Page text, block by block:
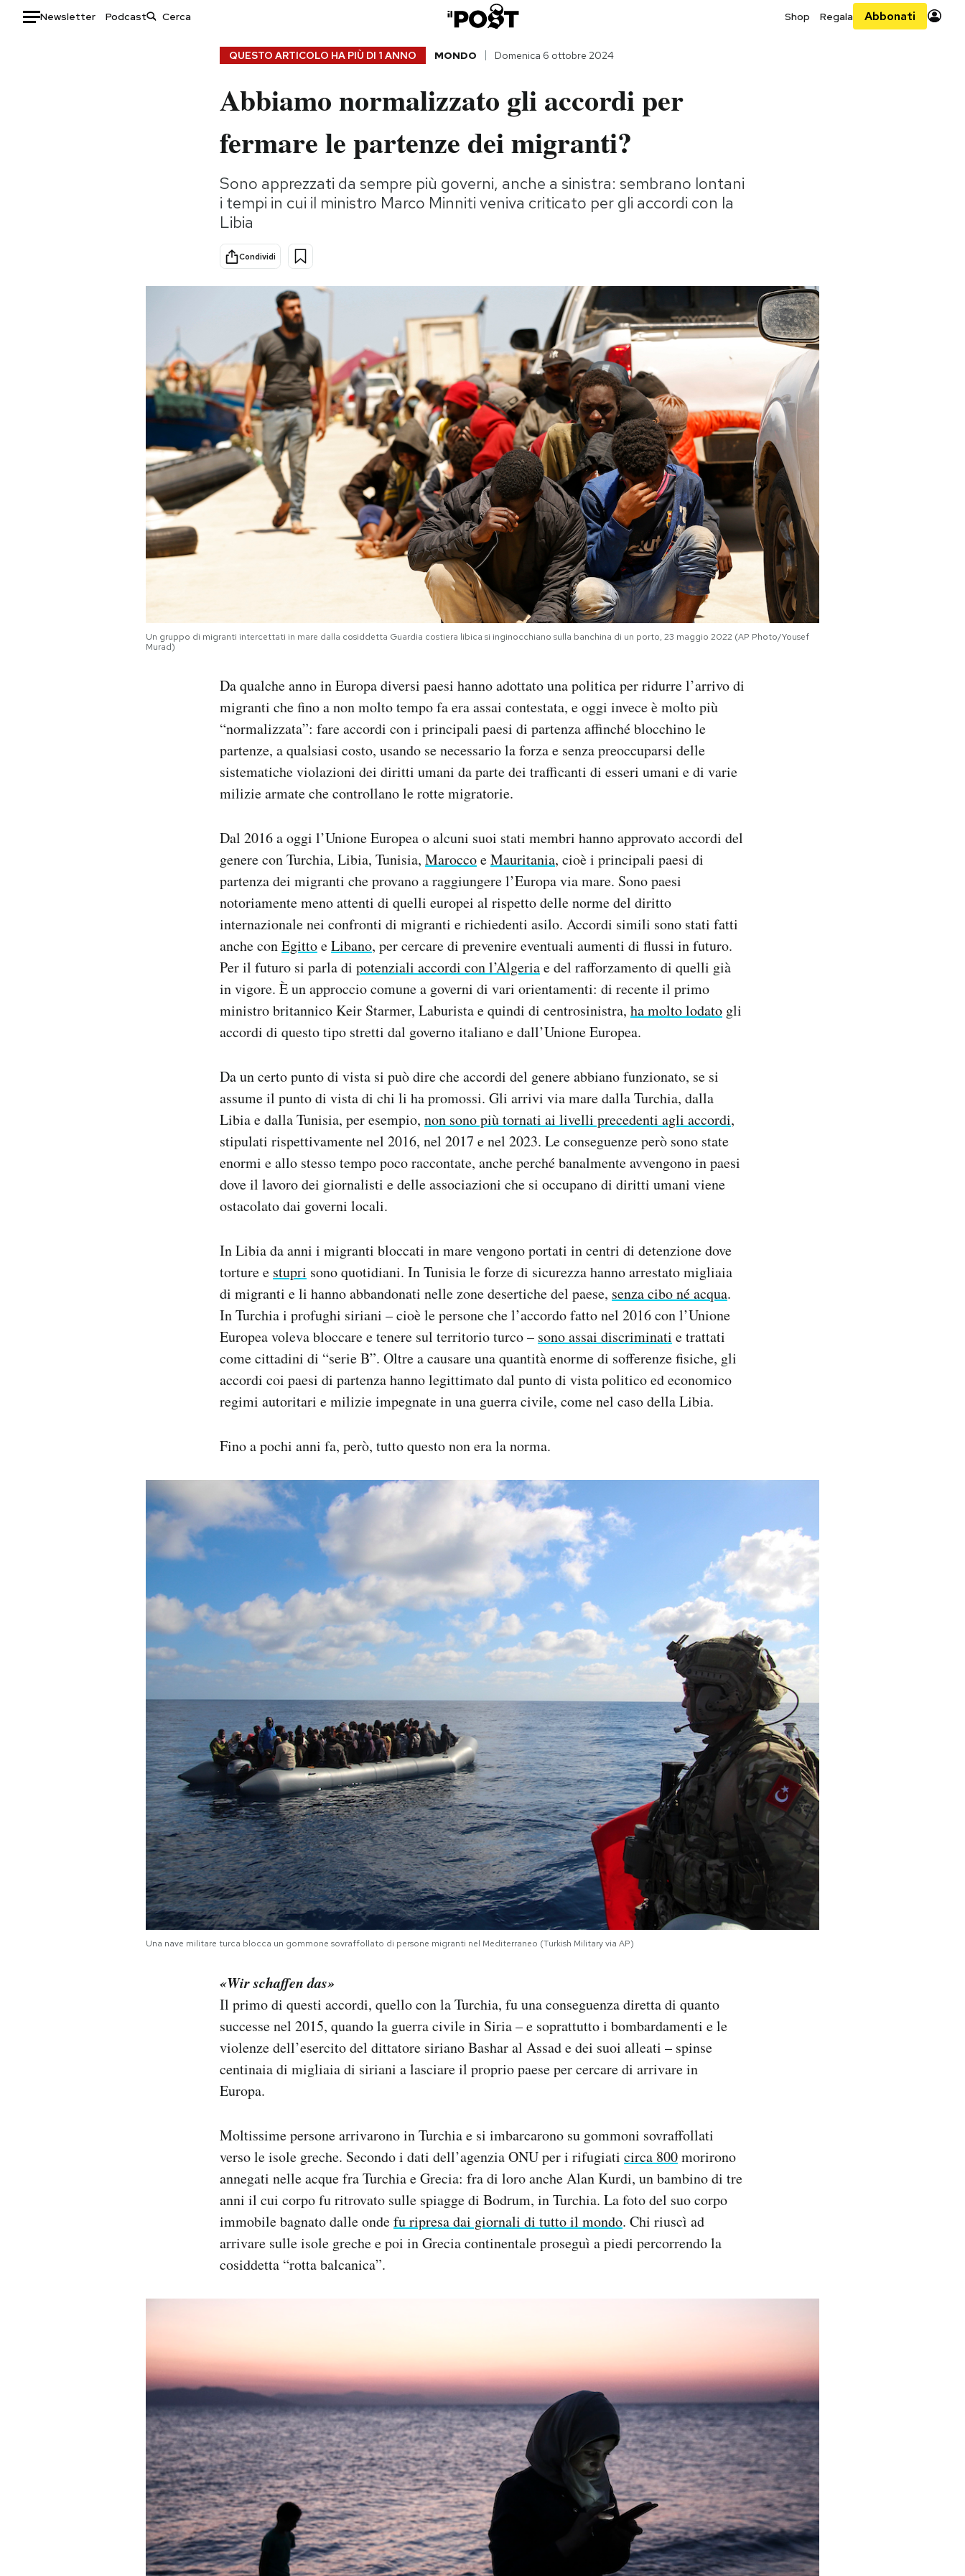
Newsletter Podcast Shop Regala Abbonati
Storie/Idee
Ok Boomer!
Altrecose
Mondiali calcio 2026
QUESTO ARTICOLO HA PIÙ DI 1 ANNO MONDO Domenica 6 ottobre 2024
Abbiamo normalizzato gli accordi per
fermare le partenze dei migranti?
Sono apprezzati da sempre più governi, anche a sinistra: sembrano lontani
i tempi in cui il ministro Marco Minniti veniva criticato per gli accordi con la
Libia
Condividi
Un gruppo di migranti intercettati in mare dalla cosiddetta Guardia costiera libica si inginocchiano sulla banchina di un porto, 23 maggio 2022 (AP Photo/Yousef
Murad)
Da qualche anno in Europa diversi paesi hanno adottato una politica per ridurre l’arrivo di
migranti che fino a non molto tempo fa era assai contestata, e oggi invece è molto più
“normalizzata”: fare accordi con i principali paesi di partenza affinché blocchino le
partenze, a qualsiasi costo, usando se necessario la forza e senza preoccuparsi delle
sistematiche violazioni dei diritti umani da parte dei trafficanti di esseri umani e di varie
milizie armate che controllano le rotte migratorie.
Dal 2016 a oggi l’Unione Europea o alcuni suoi stati membri hanno approvato accordi del
genere con Turchia, Libia, Tunisia, MaroccoeMauritania, cioè i principali paesi di
partenza dei migranti che provano a raggiungere l’Europa via mare. Sono paesi
notoriamente meno attenti di quelli europei al rispetto delle norme del diritto
internazionale nei confronti di migranti e richiedenti asilo. Accordi simili sono stati fatti
anche conEgittoeLibano, per cercare di prevenire eventuali aumenti di flussi in futuro.
Per il futuro si parla di potenziali accordi con l’Algeriae del rafforzamento di quelli già
in vigore. È un approccio comune a governi di vari orientamenti: di recente il primo
ministro britannico Keir Starmer, Laburista e quindi di centrosinistra, ha molto lodato gli
accordi di questo tipo stretti dal governo italiano e dall’Unione Europea.
Da un certo punto di vista si può dire che accordi del genere abbiano funzionato, se si
assume il punto di vista di chi li ha promossi. Gli arrivi via mare dalla Turchia, dalla
Libia e dalla Tunisia, per esempio, non sono più tornati ai livelli precedenti agli accordi,
stipulati rispettivamente nel 2016, nel 2017 e nel 2023. Le conseguenze però sono state
enormi e allo stesso tempo poco raccontate, anche perché banalmente avvengono in paesi
dove il lavoro dei giornalisti e delle associazioni che si occupano di diritti umani viene
ostacolato dai governi locali.
In Libia da anni i migranti bloccati in mare vengono portati in centri di detenzione dove
torture e stupri sono quotidiani. In Tunisia le forze di sicurezza hanno arrestato migliaia
di migranti e li hanno abbandonati nelle zone desertiche del paese, senza cibo né acqua.
In Turchia i profughi siriani – cioè le persone che l’accordo fatto nel 2016 con l’Unione
Europea voleva bloccare e tenere sul territorio turco – sono assai discriminati e trattati
come cittadini di “serie B”. Oltre a causare una quantità enorme di sofferenze fisiche, gli
accordi coi paesi di partenza hanno legittimato dal punto di vista politico ed economico
regimi autoritari e milizie impegnate in una guerra civile, come nel caso della Libia.
Fino a pochi anni fa, però, tutto questo non era la norma.
Una nave militare turca blocca un gommone sovraffollato di persone migranti nel Mediterraneo (Turkish Military via AP)
«Wir schaffen das»
Il primo di questi accordi, quello con la Turchia, fu una conseguenza diretta di quanto
successe nel 2015, quando la guerra civile in Siria – e soprattutto i bombardamenti e le
violenze dell’esercito del dittatore siriano Bashar al Assad e dei suoi alleati – spinse
centinaia di migliaia di siriani a lasciare il proprio paese per cercare di arrivare in
Europa.
Moltissime persone arrivarono in Turchia e si imbarcarono su gommoni sovraffollati
verso le isole greche. Secondo i dati dell’agenzia ONU per i rifugiati circa 800morirono
annegati nelle acque fra Turchia e Grecia: fra di loro anche Alan Kurdi, un bambino di tre
anni il cui corpo fu ritrovato sulle spiagge di Bodrum, in Turchia. La foto del suo corpo
immobile bagnato dalle ondefu ripresa dai giornali di tutto il mondo. Chi riuscì ad
arrivare sulle isole greche e poi in Grecia continentale proseguì a piedi percorrendo la
cosiddetta “rotta balcanica”.